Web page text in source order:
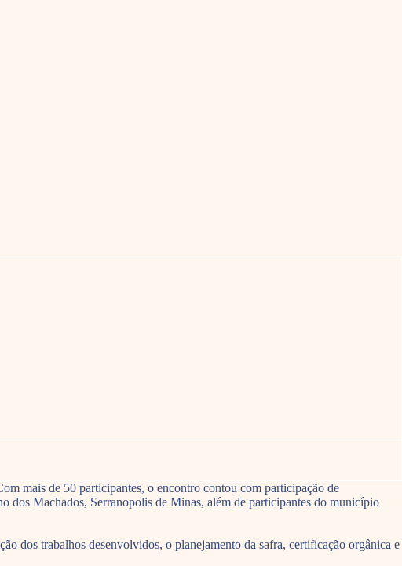
mais de 50 participantes, o encontro contou com participação de
dos Machados, Serranopolis de Minas, além de participantes do município
dos trabalhos desenvolvidos, o planejamento da safra, certificação orgânica e